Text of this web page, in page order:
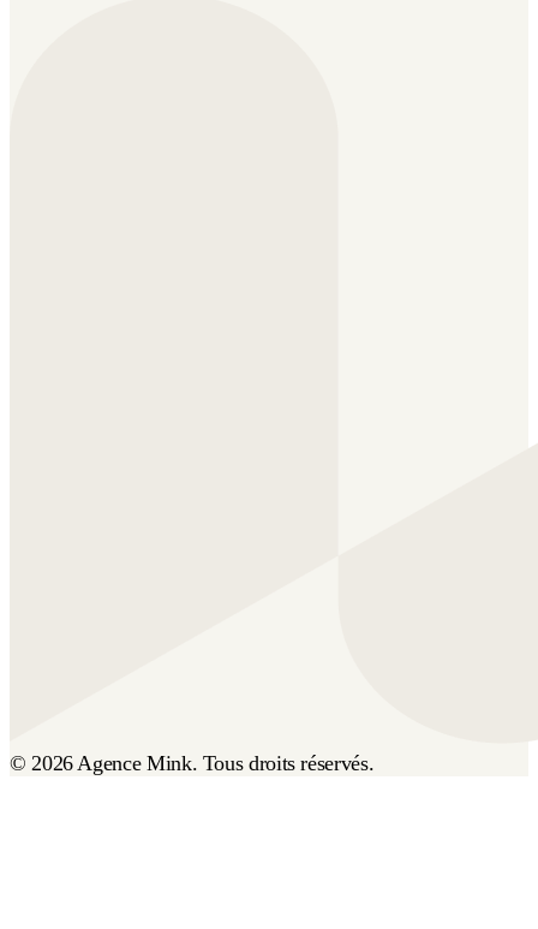
© 2026 Agence Mink. Tous droits réservés.